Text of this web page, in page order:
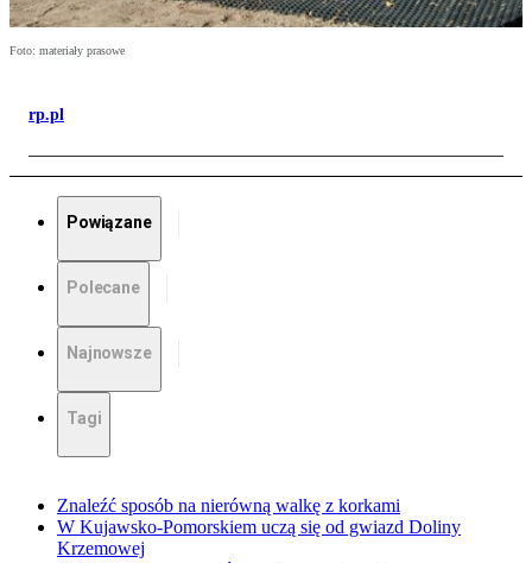
Foto: materiały prasowe
rp.pl
Powiązane
Polecane
Najnowsze
Tagi
Znaleźć sposób na nierówną walkę z korkami
W Kujawsko-Pomorskiem uczą się od gwiazd Doliny
Krzemowej